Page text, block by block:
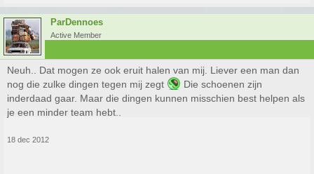
ParDennoes
Active Member
Neuh.. Dat mogen ze ook eruit halen van mij. Liever een man dan
nog die zulke dingen tegen mij zegt
Die schoenen zijn
inderdaad gaar. Maar die dingen kunnen misschien best helpen als
je een minder team hebt..
18 dec 2012